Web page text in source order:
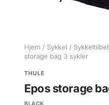
Hjem / Sykkel /
storage bag 3 sykler
THULE
Epos storage
BLACK